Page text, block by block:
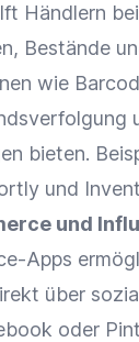
Händlern
, Bestände
wie
bieten.
und
und
Apps
über
oder